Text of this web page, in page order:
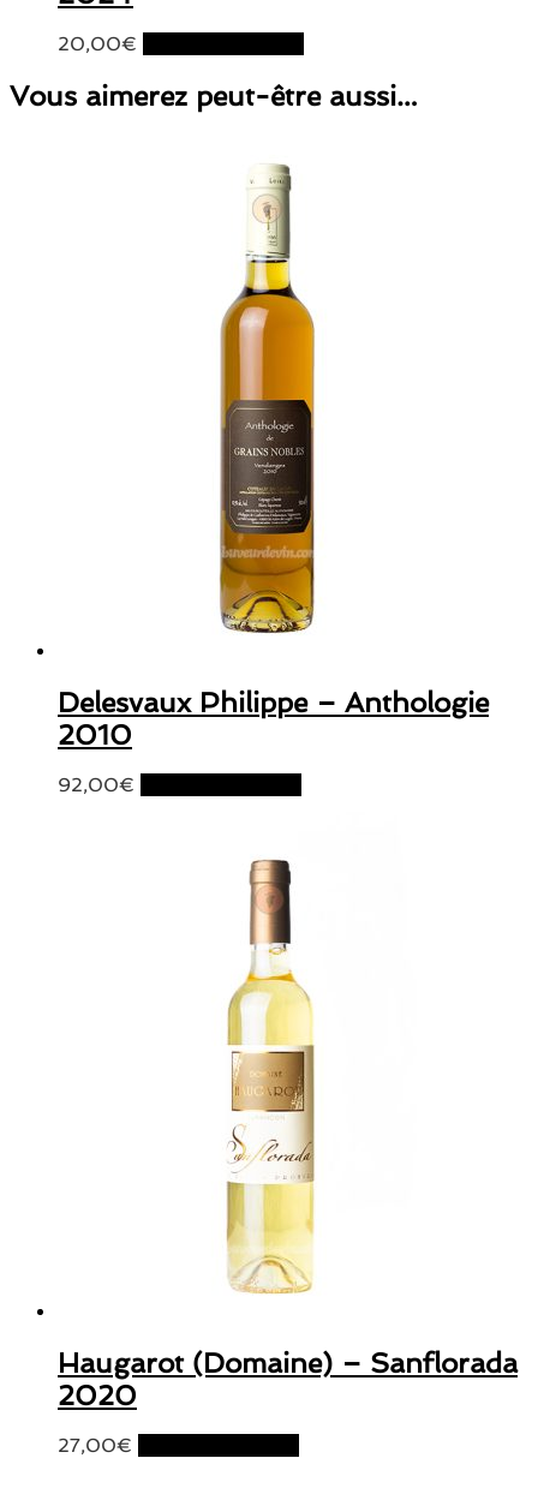
20,00€
Vous aimerez peut-être aussi…
Delesvaux Philippe – Anthologie
2010
92,00€
Haugarot (Domaine) – Sanflorada
2020
27,00€